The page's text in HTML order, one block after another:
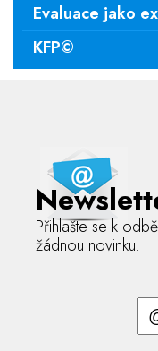
Evaluace jako
KFP©
Přihlašte se k
žádnou novinku.